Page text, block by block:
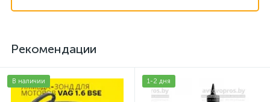
Рекомендации
В наличии 1-2 дня